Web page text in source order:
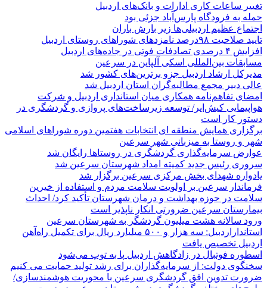
تغییر ساعات کاری ادارات و بانک‌های اردبیل
حمله به فرودگاه پارس‌‌آباد جزئی بود
اجتماع عظیم اردبیلی‌ها زیر بارش باران
تایید صلاحیت ۹۸درصد نامزدهای شوراهای روستای اردبیل
افزایش ۴ درصدی تصادفات فوتی در جاده‌های اردبیل
مسابقات بین‌المللی اسکی آلپاین در سرعین
مدیرکل ارشاد اردبیل جزو برترین‌های کشور شد
عالی دبیر مجمع مطالبه‌گران استان اردبیل شد
امضای تفاهم‌نامه همکاری میان استانداری اردبیل و شرکت
هواپیمایی کیش‌ایر/ توسعه زیرساخت‌های پروازی و گردشگری در
دستور کار است
برگزاری همایش منطقه ای انتخابات هفتمین دوره شوراهای اسلامی
شهر و روستا به میزبانی شهر سرعین
عوارض سرمایه‌گذاری گردشگری در روستاها رایگان شد
سروری رئیس جدید کمیته امداد شهرستان سرعین شد
یادواره شهدای بخش مرکزی سرعین برگزار شد
فرماندار سرعین بر اولویت سلامت مردم و استفاده از خیرین
سلامت در حوزه بهداشت و درمان شهرستان تأکید کرد/ احداث
بیمارستان سرعین ضرورتی انکار ناپذیر است
ورود سالانه هشت میلیون گردشگر به شهرستان سرعین
استانداراردبیل: سه هزار و ۵۰۰ میلیارد ریال برای تکمیل راه‌آهن
اردبیل تخصیص یافت
اسطوره فوتبال در زادگاهش اردبیل پا به توپ می‌شود
سخنگوی دولت: از سرمایه‌گذاران برای رشد تولید حمایت می کنیم
ضرورت تدوین افق گردشگری سرعین با محوریت هوشمندسازی/